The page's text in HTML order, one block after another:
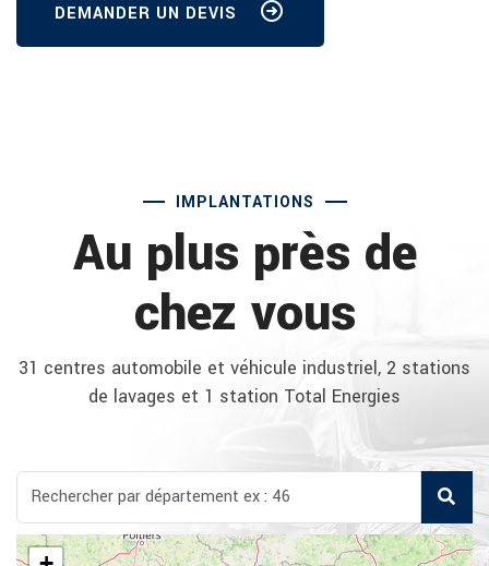
DEMANDER UN DEVIS
IMPLANTATIONS
Au plus près de
chez vous
31 centres automobile et véhicule industriel, 2 stations
de lavages et 1 station Total Energies